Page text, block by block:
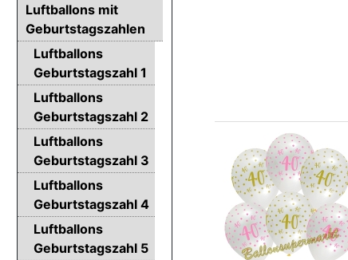
Luftballons mit
Geburtstagszahlen
Luftballons
Geburtstagszahl 1
Luftballons
Geburtstagszahl 2
Luftballons
Geburtstagszahl 3
Luftballons
Geburtstagszahl 4
Luftballons
Geburtstagszahl 5